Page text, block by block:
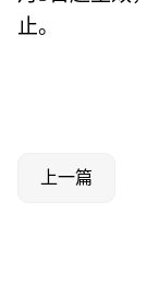
止。
上一篇